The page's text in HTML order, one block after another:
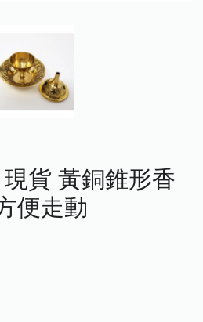
現貨 黃銅錐形香
便走動